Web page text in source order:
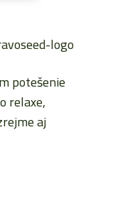
potešenie
relaxe,
aj